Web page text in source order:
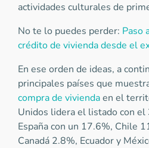
actividades culturales de
No te lo puedes perder: Paso
crédito de vivienda desde el
En ese orden de ideas, a
principales países que
compra de viviendaen el
Unidos lidera el listado con
España con un 17.6%, Chile
Canadá 2.8%, Ecuador y